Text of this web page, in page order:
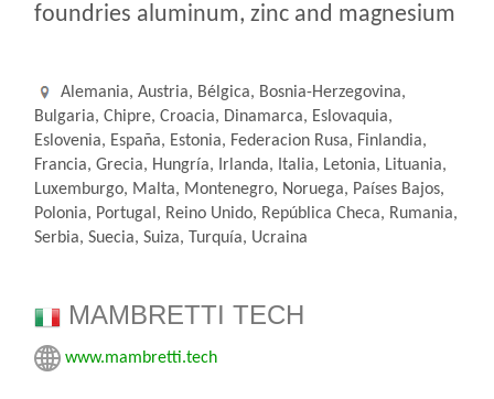
foundries aluminum, zinc and magnesium
Alemania, Austria, Bélgica, Bosnia-Herzegovina,
Bulgaria, Chipre, Croacia, Dinamarca, Eslovaquia,
Eslovenia, España, Estonia, Federacion Rusa, Finlandia,
Francia, Grecia, Hungría, Irlanda, Italia, Letonia, Lituania,
Luxemburgo, Malta, Montenegro, Noruega, Países Bajos,
Polonia, Portugal, Reino Unido, República Checa, Rumania,
Serbia, Suecia, Suiza, Turquía, Ucraina
MAMBRETTI TECH
www.mambretti.tech